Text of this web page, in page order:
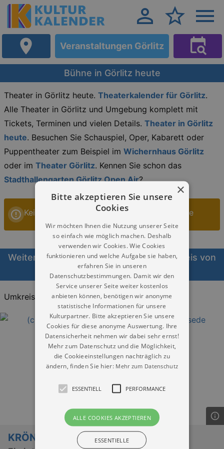
Veranstaltungen Görlitz
Bühne in Görlitz heute
Theater in Görlitz heute. Theaterkalender für Görlitz.
Alle Theater in Görlitz und Umgebung komplett mit
Tickets, Terminen und vielen Details. Theater in Görlitz
heute. Besuchen Sie Schauspiel, Oper, Kabarett oder
Puppentheater zum Beispiel im Wichernhaus Görlitz
oder im Theater Görlitz. Kennen Sie schon das
Stadthallengarten Görlitz Open Air?
Keine Veranstaltungen Bühne in Görlitz heute
Weitere Veranstaltungen Bühne im Umkreis von
Görlitz heute
Umkreis: 20KM 30KM 40KM
KRÖNUM - Das Kürbiskomplott
×
Bitte akzeptieren Sie unsere
Cookies
Wir möchten Ihnen die Nutzung unserer Seite
so einfach wie möglich machen. Deshalb
verwenden wir Cookies. Wie Cookies
funktionieren und welche Aufgabe sie haben,
erfahren Sie in unseren
Datenschutzbestimmungen. Damit wir den
Service unserer Seite weiter kostenlos
anbieten können, benötigen wir anonyme
statistische Informationen für unsere
Kulturpartner. Bitte akzeptieren Sie unsere
Cookies für diese anonyme Auswertung. Ihre
Datensicherheit nehmen wir dabei sehr ernst!
Mehr zum Datenschutz und die Möglichkeit,
die Cookieeinstellungen nachträglich zu
ändern, finden Sie hier: Mehr zum Datenschutz
ESSENTIELL PERFORMANCE
ALLE COOKIES AKZEPTIEREN
ESSENTIELLE